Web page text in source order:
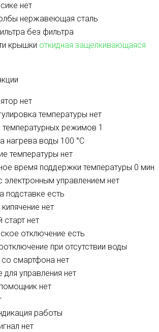
нет
нержавеющая сталь
без фильтра
крышки откидная защелкивающаяся
нет
температуры нет
температурных режимов 1
нагрева воды 100 °C
температуры нет
время поддержки температуры 0 мин
электронным управлением нет
подставке есть
нет
старт нет
отключение есть
при отсутствии воды
со смартфона нет
для управления нет
нет
работы
нет